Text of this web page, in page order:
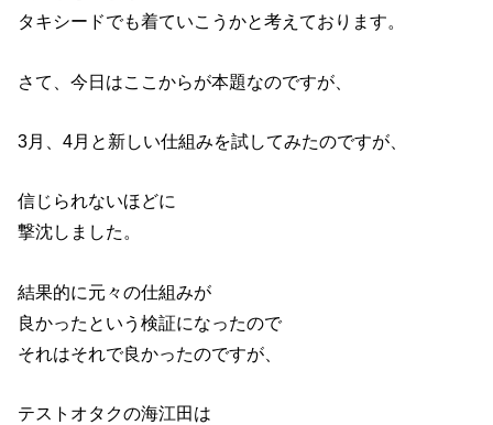
タキシードでも着ていこうかと考えております。
さて、今日はここからが本題なのですが、
3月、4月と新しい仕組みを試してみたのですが、
信じられないほどに
撃沈しました。
結果的に元々の仕組みが
良かったという検証になったので
それはそれで良かったのですが、
テストオタクの海江田は